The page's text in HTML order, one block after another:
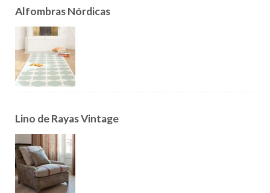
Alfombras Nórdicas
Lino de Rayas Vintage